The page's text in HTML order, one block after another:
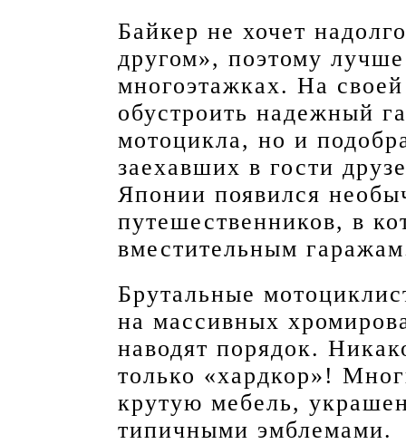
Байкер не хочет
другом», поэтому
многоэтажках. На
обустроить надежный
мотоцикла, но и
заехавших в гости
Японии появился
путешественников, в
вместительным
Брутальные
на массивных
наводят порядок.
только «хардкор»!
крутую мебель,
типичными эмблемами.